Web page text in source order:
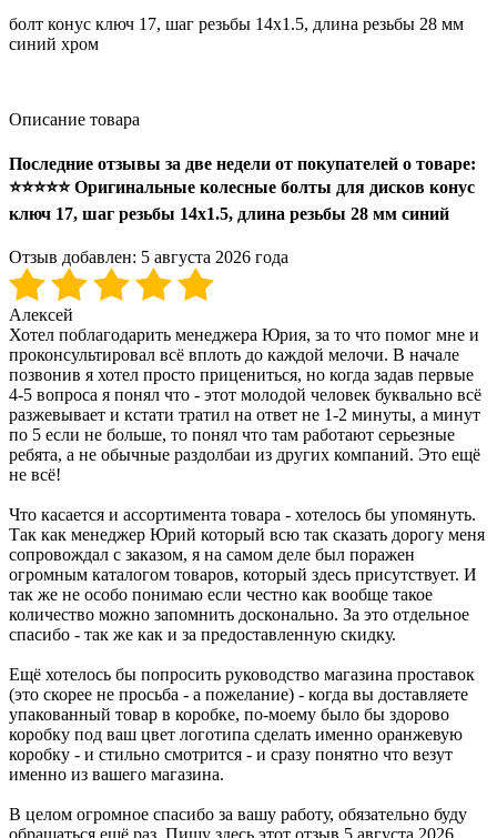
болт конус ключ 17, шаг резьбы 14х1.5, длина резьбы 28 мм
синий хром
Описание товара
Последние отзывы за две недели от покупателей о товаре:
⭐⭐⭐⭐⭐ Оригинальные колесные болты для дисков конус
ключ 17, шаг резьбы 14х1.5, длина резьбы 28 мм синий
Отзыв добавлен: 5 августа 2026 года
Алексей
Хотел поблагодарить менеджера Юрия, за то что помог мне и
проконсультировал всё вплоть до каждой мелочи. В начале
позвонив я хотел просто прицениться, но когда задав первые
4-5 вопроса я понял что - этот молодой человек буквально всё
разжевывает и кстати тратил на ответ не 1-2 минуты, а минут
по 5 если не больше, то понял что там работают серьезные
ребята, а не обычные раздолбаи из других компаний. Это ещё
не всё!
Что касается и ассортимента товара - хотелось бы упомянуть.
Так как менеджер Юрий который всю так сказать дорогу меня
сопровождал с заказом, я на самом деле был поражен
огромным каталогом товаров, который здесь присутствует. И
так же не особо понимаю если честно как вообще такое
количество можно запомнить досконально. За это отдельное
спасибо - так же как и за предоставленную скидку.
Ещё хотелось бы попросить руководство магазина проставок
(это скорее не просьба - а пожелание) - когда вы доставляете
упакованный товар в коробке, по-моему было бы здорово
коробку под ваш цвет логотипа сделать именно оранжевую
коробку - и стильно смотрится - и сразу понятно что везут
именно из вашего магазина.
В целом огромное спасибо за вашу работу, обязательно буду
обращаться ещё раз. Пишу здесь этот отзыв 5 августа 2026